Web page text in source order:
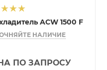
ACW 1500 F
НАЛИЧИЕ
ПО ЗАПРОСУ